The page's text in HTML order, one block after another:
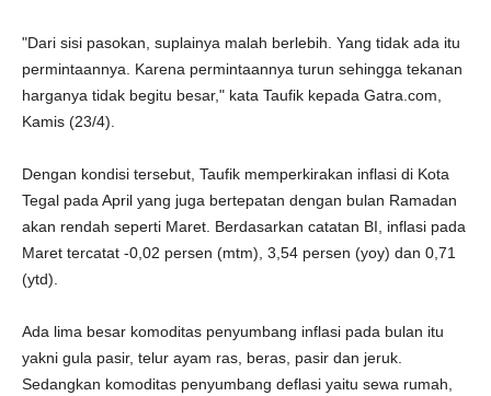
"Dari sisi pasokan, suplainya malah berlebih. Yang tidak ada itu
permintaannya. Karena permintaannya turun sehingga tekanan
harganya tidak begitu besar," kata Taufik kepada Gatra.com,
Kamis (23/4).
Dengan kondisi tersebut, Taufik memperkirakan inflasi di Kota
Tegal pada April yang juga bertepatan dengan bulan Ramadan
akan rendah seperti Maret. Berdasarkan catatan BI, inflasi pada
Maret tercatat -0,02 persen (mtm), 3,54 persen (yoy) dan 0,71
(ytd).
Ada lima besar komoditas penyumbang inflasi pada bulan itu
yakni gula pasir, telur ayam ras, beras, pasir dan jeruk.
Sedangkan komoditas penyumbang deflasi yaitu sewa rumah,